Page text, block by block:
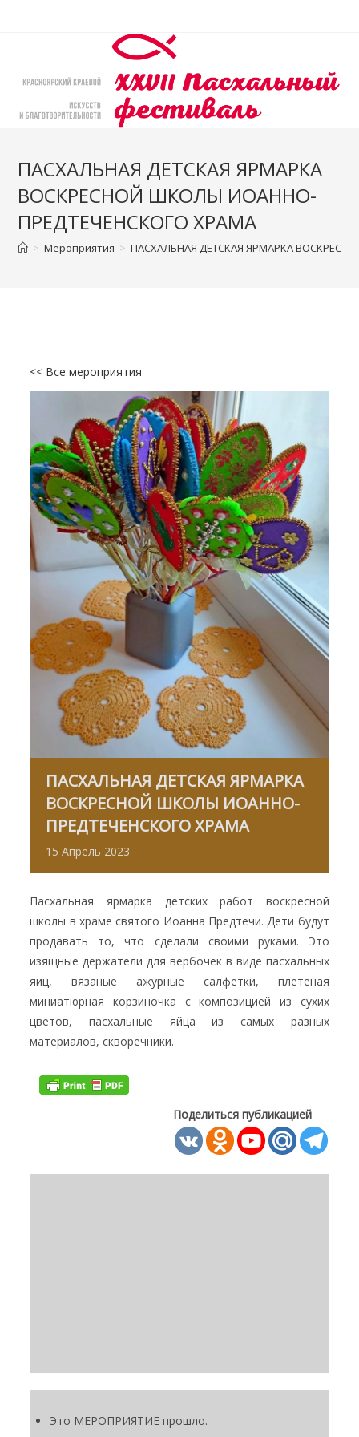
ПАСХАЛЬНАЯ ДЕТСКАЯ ЯРМАРКА
ВОСКРЕСНОЙ ШКОЛЫ ИОАННО-
ПРЕДТЕЧЕНСКОГО ХРАМА
> Мероприятия > ПАСХАЛЬНАЯ ДЕТСКАЯ ЯРМАРКА
<< Все мероприятия
ПАСХАЛЬНАЯ ДЕТСКАЯ ЯРМАРКА
ВОСКРЕСНОЙ ШКОЛЫ ИОАННО-
ПРЕДТЕЧЕНСКОГО ХРАМА
15 Апрель 2023
Пасхальная ярмарка детских работ воскресной
школы в храме святого Иоанна Предтечи. Дети будут
продавать то, что сделали своими руками. Это
изящные держатели для вербочек в виде пасхальных
яиц, вязаные ажурные салфетки, плетеная
миниатюрная корзиночка с композицией из сухих
цветов, пасхальные яйца из самых разных
материалов, скворечники.
Поделиться публикацией
Это МЕРОПРИЯТИЕ прошло.